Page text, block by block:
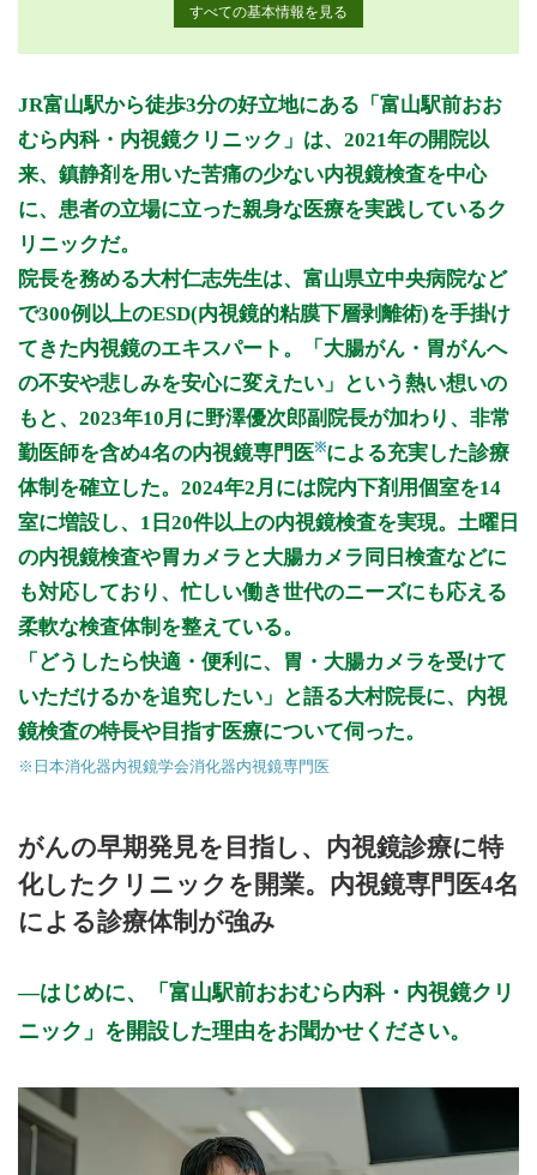
すべての基本情報を見る
診療時間 月 月曜日
火 火曜日
水 水曜日
木 木曜日
金金曜日
土 土曜日
日日曜日
祝
9:00～12:00
●
9:00～12:30
● ●
●
15:00～17:30
● ● ● ●
休診日: 火、日、祝
※診療時間や臨時休診・診療内容等について、事前に必ず医療
機関ホームページ、またはお電話にてご確認ください。
>>病院なびで医療機関の詳細を見る
公式HPはこちら
初診受付
JR富山駅から徒歩3分の好立地にある「富山駅前おお
むら内科・内視鏡クリニック」は、2021年の開院以
来、鎮静剤を用いた苦痛の少ない内視鏡検査を中心
に、患者の立場に立った親身な医療を実践しているク
リニックだ。
院長を務める大村仁志先生は、富山県立中央病院など
で300例以上のESD(内視鏡的粘膜下層剥離術)を手掛け
てきた内視鏡のエキスパート。「大腸がん・胃がんへ
の不安や悲しみを安心に変えたい」という熱い想いの
もと、2023年10月に野澤優次郎副院長が加わり、非常
勤医師を含め4名の内視鏡専門医※による充実した診療
体制を確立した。2024年2月には院内下剤用個室を14
室に増設し、1日20件以上の内視鏡検査を実現。土曜日
の内視鏡検査や胃カメラと大腸カメラ同日検査などに
も対応しており、忙しい働き世代のニーズにも応える
柔軟な検査体制を整えている。
「どうしたら快適・便利に、胃・大腸カメラを受けて
いただけるかを追究したい」と語る大村院長に、内視
鏡検査の特長や目指す医療について伺った。
※日本消化器内視鏡学会消化器内視鏡専門医
がんの早期発見を目指し、内視鏡診療に特
化したクリニックを開業。内視鏡専門医4名
による診療体制が強み
はじめに、「富山駅前おおむら内科・内視鏡クリ
ニック」を開設した理由をお聞かせください。